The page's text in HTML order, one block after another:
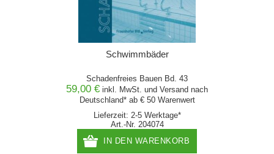
Schwimmbäder
Schadenfreies Bauen Bd. 43
59,00 € inkl. MwSt. und Versand nach
Deutschland* ab € 50 Warenwert
Lieferzeit: 2-5 Werktage*
Art.-Nr. 204074
IN DEN WARENKORB